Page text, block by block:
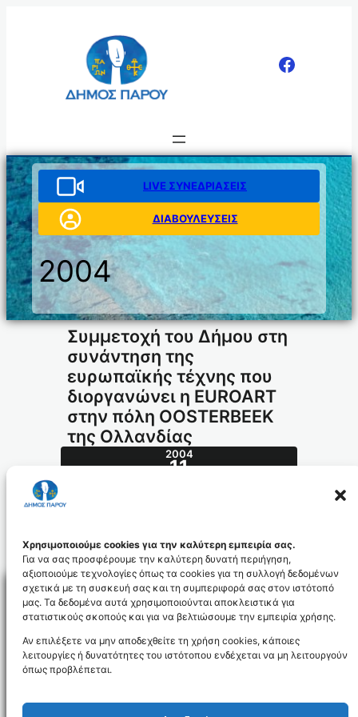
Χρησιμοποιούμε cookies για την καλύτερη εμπειρία σας.
Για να σας προσφέρουμε την καλύτερη δυνατή περιήγηση,
αξιοποιούμε τεχνολογίες όπως τα cookies για τη συλλογή δεδομένων
σχετικά με τη συσκευή σας και τη συμπεριφορά σας στον ιστότοπό
μας. Τα δεδομένα αυτά χρησιμοποιούνται αποκλειστικά για
στατιστικούς σκοπούς και για να βελτιώσουμε την εμπειρία χρήσης.
Αν επιλέξετε να μην αποδεχθείτε τη χρήση cookies, κάποιες
λειτουργίες ή δυνατότητες του ιστότοπου ενδέχεται να μη λειτουργούν
όπως προβλέπεται.
LIVE ΣΥΝΕΔΡΙΑΣΕΙΣ
ΔΙΑΒΟΥΛΕΥΣΕΙΣ
2004
Συμμετοχή του Δήμου στη
συνάντηση της
ευρωπαϊκής τέχνης που
διοργανώνει η EUROART
στην πόλη OOSTERBEEK
της Ολλανδίας
2004
11
422.2004_id484
NEWSLETTER